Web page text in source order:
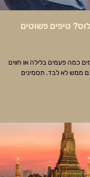
על השלפוחית בגיל 60 פלוס? טיפים פשוטים
כמה פעמים בלילה או חווים
ממש לא לבד. תסמינים